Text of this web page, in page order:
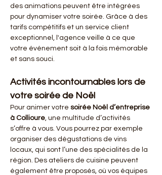
des animations peuvent être intégrées
pour dynamiser votre soirée. Grâce à des
tarifs compétitifs et un service client
exceptionnel, l'agence veille à ce que
votre événement soit à la fois mémorable
et sans souci.
Activités incontournables lors de
votre soirée de Noël
Pour animer votre soirée Noël d’entreprise
à Collioure, une multitude d’activités
s’offre à vous. Vous pourrez par exemple
organiser des dégustations de vins
locaux, qui sont l’une des spécialités de la
région. Des ateliers de cuisine peuvent
également être proposés, où vos équipes